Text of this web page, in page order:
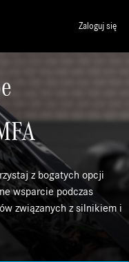
Zaloguj się
z bogatych opcji
wsparcie podczas
związanych z silnikiem i